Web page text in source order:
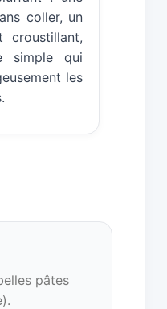
coller, un
croustillant,
simple qui
les
pâtes